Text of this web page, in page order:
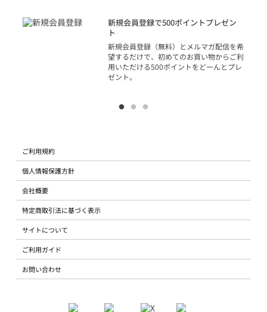
新規会員登録で500ポイントプレゼン
ト
新規会員登録（無料）とメルマガ配信を希
望するだけで、初めてのお買い物からご利
用いただける500ポイントをどーんとプレ
ゼント。
ご利用規約
個人情報保護方針
会社概要
特定商取引法に基づく表示
サイトについて
ご利用ガイド
お問い合わせ